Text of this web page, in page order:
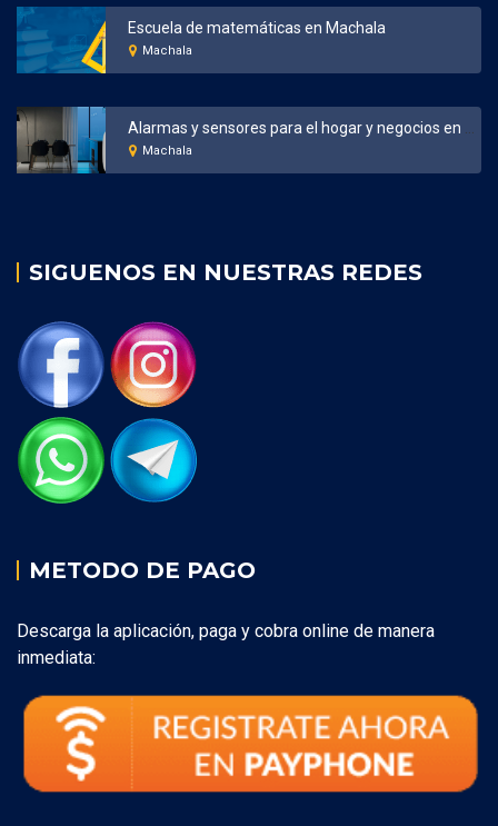
Escuela de matemáticas en Machala
Machala
Machala
SIGUENOS EN NUESTRAS REDES
METODO DE PAGO
Descarga la aplicación, paga y cobra online de manera
inmediata: